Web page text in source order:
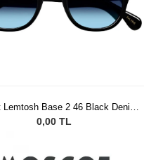
Lemtosh Base 2 46 Black Denim
Blue
0,00 TL